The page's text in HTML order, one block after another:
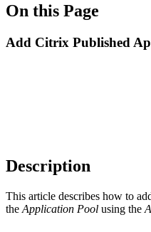
On this Page
Add Citrix Published
Description
This article describes how to
the Application Pool using the